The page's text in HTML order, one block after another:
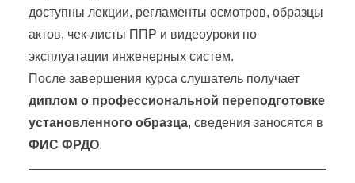
доступны лекции, регламенты осмотров, образцы
актов, чек-листы ППР и видеоуроки по
эксплуатации инженерных систем.
После завершения курса слушатель получает
диплом о профессиональной переподготовке
установленного образца, сведения заносятся в
ФИС ФРДО.